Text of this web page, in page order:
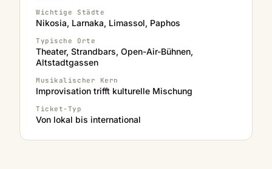
Wichtige Städte
Nikosia, Larnaka, Limassol, Paphos
Typische Orte
Theater, Strandbars, Open-Air-Bühnen,
Altstadtgassen
Musikalischer Kern
Improvisation trifft kulturelle Mischung
Ticket-Typ
Von lokal bis international